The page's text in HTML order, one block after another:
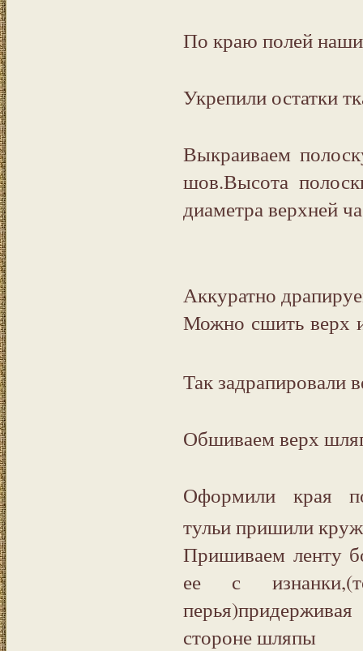
По краю полей
Укрепили остатки
Выкраиваем
шов.Высота
диаметра верхней
Аккуратно
Можно сшить верх
Так задрапировали
Обшиваем верх
Оформили края
тульи пришили
Пришиваем ленту
ее с
стороне шляпы